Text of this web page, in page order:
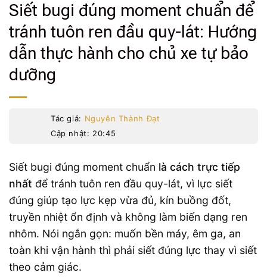
Siết bugi đúng moment chuẩn để
tránh tuôn ren đầu quy-lát: Hướng
dẫn thực hành cho chủ xe tự bảo
dưỡng
Tác giả: Nguyễn Thành Đạt
Cập nhật: 20:45
Siết bugi đúng moment chuẩn là cách trực tiếp
nhất để tránh tuôn ren đầu quy-lát, vì lực siết
đúng giúp tạo lực kẹp vừa đủ, kín buồng đốt,
truyền nhiệt ổn định và không làm biến dạng ren
nhôm. Nói ngắn gọn: muốn bền máy, êm ga, an
toàn khi vận hành thì phải siết đúng lực thay vì siết
theo cảm giác.